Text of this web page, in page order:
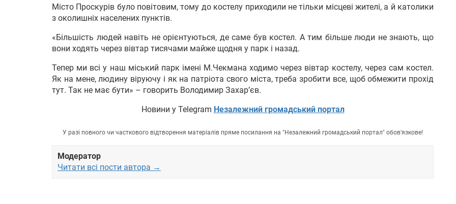
Місто Проскурів було повітовим, тому до костелу приходили не тільки місцеві жителі, а й католики
з околишніх населених пунктів.
«Більшість людей навіть не орієнтуються, де саме був костел. А тим більше люди не знають, що
вони ходять через вівтар тисячами майже щодня у парк і назад.
Тепер ми всі у наш міський парк імені М.Чекмана ходимо через вівтар костелу, через сам костел.
Як на мене, людину віруючу і як на патріота свого міста, треба зробити все, щоб обмежити прохід
тут. Так не має бути» – говорить Володимир Захар’єв.
Новини у Telegram Незалежний громадський портал
У разі повного чи часткового відтворення матеріалів пряме посилання на "Незалежний громадський портал" обов'язкове!
Модератор
Читати всі пости автора →